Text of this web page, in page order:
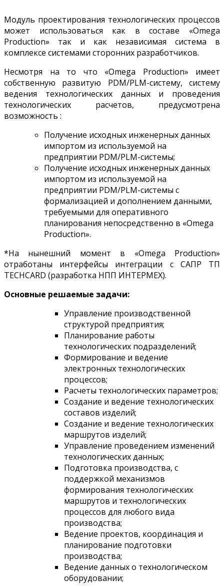
Модуль проектирования технологических процессов
может использоваться как в составе «Omega
Production» так и как независимая система в
комплексе системами сторонних разработчиков.
Несмотря на то что «Omega Production» имеет
собственную развитую PDM/PLM-систему, систему
ведения технологических данных и проведения
технологических расчетов, предусмотрена
возможность :
Получение исходных инженерных данных
импортом из используемой на
предприятии PDM/PLM-системы;
Получение исходных инженерных данных
импортом из используемой на
предприятии PDM/PLM-системы с
формализацией и дополнением данными,
требуемыми для оперативного
планирования непосредственно в «Omega
Production».
*На нынешний момент в «Omega Production»
отработаны интерфейсы интеграции с САПР ТП
TECHCARD (разработка НПП ИНТЕРМЕХ).
Основные решаемые задачи:
Управление производственной
структурой предприятия;
Планирование работы
технологических подразделений;
Формирование и ведение
электронных технологических
процессов;
Расчеты технологических параметров;
Создание и ведение технологических
составов изделий;
Создание и ведение технологических
маршрутов изделий;
Управление проведением изменений
технологических данных;
Подготовка производства, с
поддержкой механизмов
формирования технологических
маршрутов и технологических
процессов для любого вида
производства;
Ведение проектов, координация и
планирование подготовки
производства;
Ведение данных о технологическом
оборудовании;